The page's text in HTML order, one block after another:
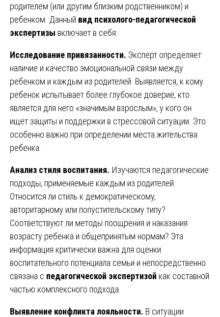
родителем (или другим близким родственником) и
ребенком. Данный вид психолого-педагогической
экспертизы включает в себя:
Исследование привязанности. Эксперт определяет
наличие и качество эмоциональной связи между
ребенком и каждым из родителей. Выявляется, к кому
ребенок испытывает более глубокое доверие, кто
является для него «значимым взрослым», у кого он
ищет защиты и поддержки в стрессовой ситуации. Это
особенно важно при определении места жительства
ребенка.
Анализ стиля воспитания. Изучаются педагогические
подходы, применяемые каждым из родителей.
Относится ли стиль к демократическому,
авторитарному или попустительскому типу?
Соответствуют ли методы поощрения и наказания
возрасту ребенка и общепринятым нормам? Эта
информация критически важна для оценки
воспитательного потенциала семьи и непосредственно
связана с педагогической экспертизой как составной
частью комплексного подхода.
Выявление конфликта лояльности. В ситуации